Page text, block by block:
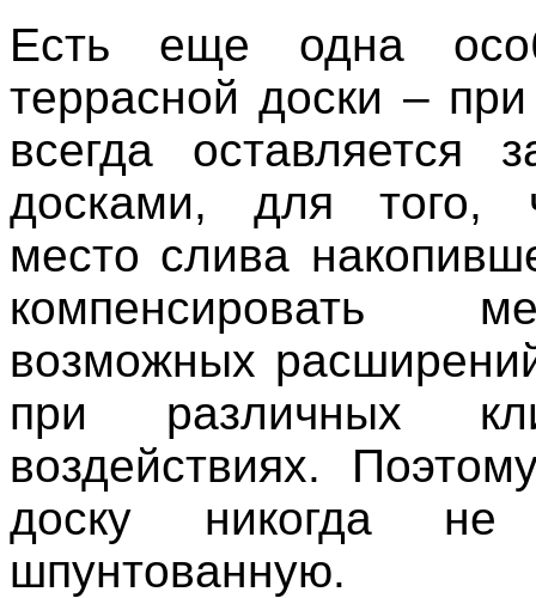
Есть еще одна
террасной доски –
всегда оставляется
досками, для того,
место слива
компенсировать
возможных
при различных
воздействиях.
доску никогда не
шпунтованную.